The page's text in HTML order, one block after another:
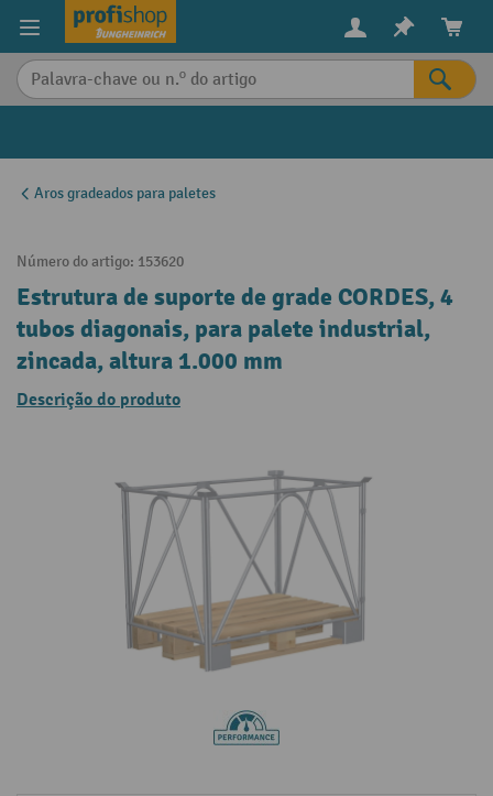
principal
Aros gradeados para paletes
Número do artigo: 153620
Estrutura de suporte de grade CORDES, 4
tubos diagonais, para palete industrial,
zincada, altura 1.000 mm
Descrição do produto